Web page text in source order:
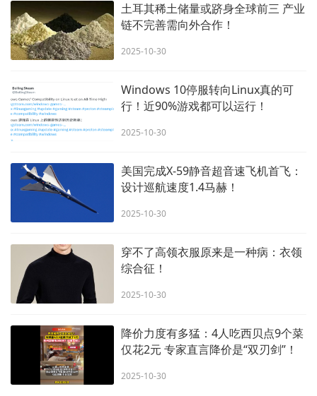
土耳其稀土储量或跻身全球前三 产业
链不完善需向外合作！
2025-10-30
Windows 10停服转向Linux真的可
行！近90%游戏都可以运行！
2025-10-30
美国完成X-59静音超音速飞机首飞：
设计巡航速度1.4马赫！
2025-10-30
穿不了高领衣服原来是一种病：衣领
综合征！
2025-10-30
降价力度有多猛：4人吃西贝点9个菜
仅花2元 专家直言降价是“双刃剑”！
2025-10-30